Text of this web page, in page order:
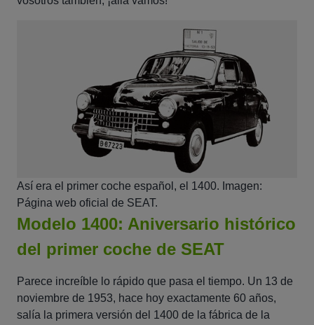
Así era el primer coche español, el 1400. Imagen:
Página web oficial de SEAT.
Modelo 1400: Aniversario histórico
del primer coche de SEAT
Parece increíble lo rápido que pasa el tiempo. Un 13 de
noviembre de 1953, hace hoy exactamente 60 años,
salía la primera versión del 1400 de la fábrica de la